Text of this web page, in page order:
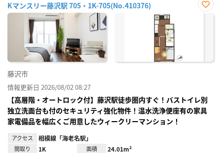
Kマンスリー藤沢駅 705・1K-705(No.410376)
お気
藤沢市
情報更新日 2026/08/02 08:27
【高層階・オートロック付】藤沢駅徒歩圏内すぐ！バストイレ別
独立洗面台も付のセキュリティ強化物件！温水洗浄便座有の家具
家電備品を幅広くご用意したウィークリーマンション！
アクセス 相模線「海老名駅」
間取り 1K 面積 24.01m²